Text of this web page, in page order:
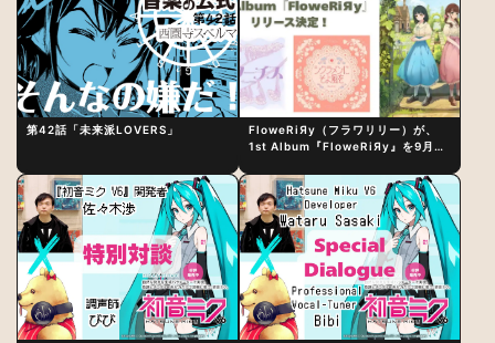
第42話「未来派LOVERS」
FloweRiЯy（フラワリリー）が、
1st Album『FloweRiЯy』を9月23